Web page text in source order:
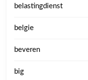
belastingdienst
belgie
beveren
big